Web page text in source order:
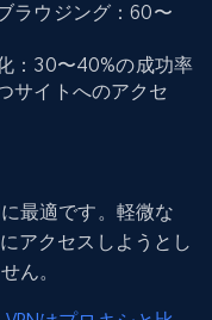
ラウジング：60〜
：30〜40%の成功率
サイトへのアクセ
最適です。軽微な
アクセスしようとし
ん。